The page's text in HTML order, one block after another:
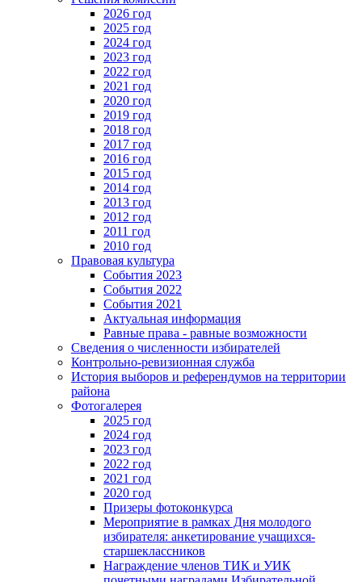
2026 год
2025 год
2024 год
2023 год
2022 год
2021 год
2020 год
2019 год
2018 год
2017 год
2016 год
2015 год
2014 год
2013 год
2012 год
2011 год
2010 год
Правовая культура
События 2023
События 2022
События 2021
Актуальная информация
Равные права - равные возможности
Сведения о численности избирателей
Контрольно-ревизионная служба
История выборов и референдумов на территории
района
Фотогалерея
2025 год
2024 год
2023 год
2022 год
2021 год
2020 год
Призеры фотоконкурса
Мероприятие в рамках Дня молодого
избирателя: анкетирование учащихся-
старшеклассников
Награждение членов ТИК и УИК